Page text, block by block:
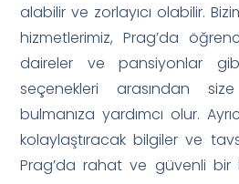
alabilir ve zorlayıcı olabilir.
hizmetlerimiz, Prag’da
daireler ve pansiyonlar
seçenekleri arasından
bulmanıza yardımcı olur.
kolaylaştıracak bilgiler ve
Prag’da rahat ve güvenli bir